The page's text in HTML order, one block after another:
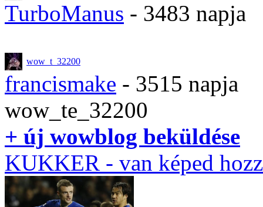
TurboManus - 3483 napja
wow_t_32200
francismake - 3515 napja
wow_te_32200
+ új wowblog beküldése
KUKKER - van képed